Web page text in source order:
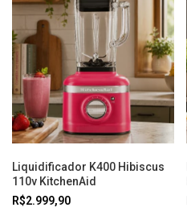
Liquidificador K400 Hibiscus
110v KitchenAid
R$2.999,90